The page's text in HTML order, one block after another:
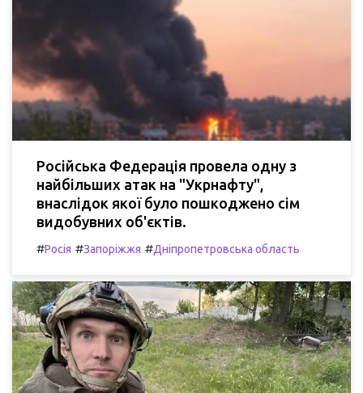
Російська Федерація провела одну з
найбільших атак на "Укрнафту",
внаслідок якої було пошкоджено сім
видобувних об'єктів.
#Росія #Запоріжжя #Дніпропетровська область